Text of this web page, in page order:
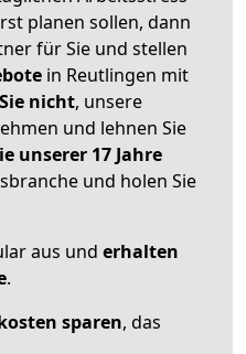
planen sollen, dann
für Sie und stellen
in Reutlingen mit
nicht, unsere
und lehnen Sie
unserer 17 Jahre
und holen Sie
aus und erhalten
.
sparen, das